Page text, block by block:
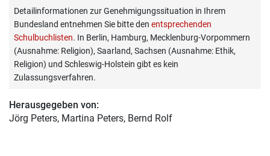
Detailinformationen zur Genehmigungssituation in Ihrem
Bundesland entnehmen Sie bitte den entsprechenden
Schulbuchlisten. In Berlin, Hamburg, Mecklenburg-Vorpommern
(Ausnahme: Religion), Saarland, Sachsen (Ausnahme: Ethik,
Religion) und Schleswig-Holstein gibt es kein
Zulassungsverfahren.
Herausgegeben von:
Jörg Peters, Martina Peters, Bernd Rolf